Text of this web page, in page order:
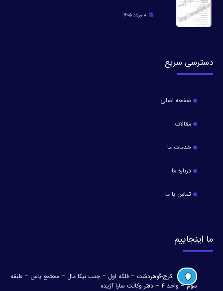
8 مرداد 1405
دسترسی سریع
صفحه اصلی
مقالات
خدمات ما
درباره ما
تماس با ما
ما اینجاییم
کرج-گوهردشت – فلکه اول – جنب نیکا مال – مجتمع یاس – طبقه
سوم – واحد 4 – دفتر وکالت سارا آژیده